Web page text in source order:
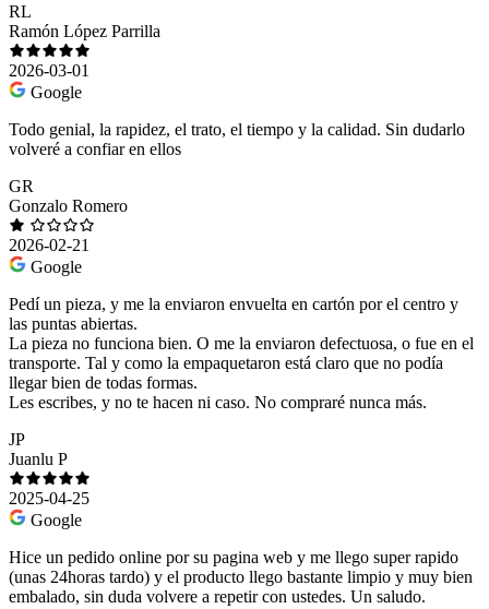
RL
Ramón López Parrilla
2026-03-01
Google
Todo genial, la rapidez, el trato, el tiempo y la calidad. Sin dudarlo
volveré a confiar en ellos
GR
Gonzalo Romero
2026-02-21
Google
Pedí un pieza, y me la enviaron envuelta en cartón por el centro y
las puntas abiertas.
La pieza no funciona bien. O me la enviaron defectuosa, o fue en el
transporte. Tal y como la empaquetaron está claro que no podía
llegar bien de todas formas.
Les escribes, y no te hacen ni caso. No compraré nunca más.
JP
Juanlu P
2025-04-25
Google
Hice un pedido online por su pagina web y me llego super rapido
(unas 24horas tardo) y el producto llego bastante limpio y muy bien
embalado, sin duda volvere a repetir con ustedes. Un saludo.